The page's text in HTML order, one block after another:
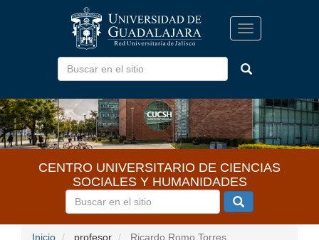
Toggle
navigation
CENTRO UNIVERSITARIO DE CIENCIAS
SOCIALES Y HUMANIDADES
Inicio profesor Ricardo Romo Torres